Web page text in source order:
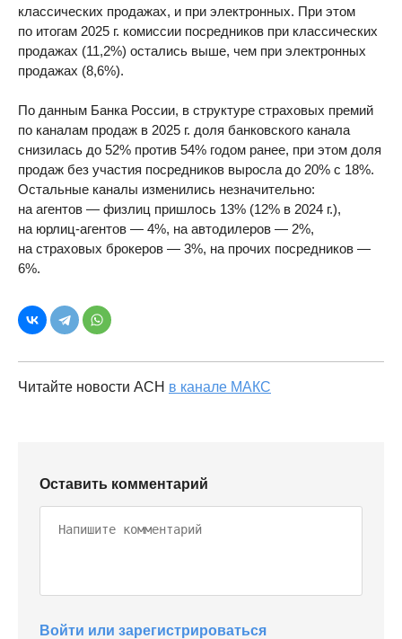
классических продажах, и при электронных. При этом
по итогам 2025 г. комиссии посредников при классических
продажах (11,2%) остались выше, чем при электронных
продажах (8,6%).
По данным Банка России, в структуре страховых премий
по каналам продаж в 2025 г. доля банковского канала
снизилась до 52% против 54% годом ранее, при этом доля
продаж без участия посредников выросла до 20% с 18%.
Остальные каналы изменились незначительно:
на агентов — физлиц пришлось 13% (12% в 2024 г.),
на юрлиц-агентов — 4%, на автодилеров — 2%,
на страховых брокеров — 3%, на прочих посредников —
6%.
Читайте новости АСН в канале МАКС
Оставить комментарий
Войти или зарегистрироваться